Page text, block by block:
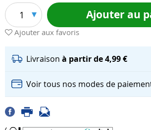
1 Ajouter au
Ajouter aux favoris
Livraison à partir de 4,99 €
Voir tous nos modes de